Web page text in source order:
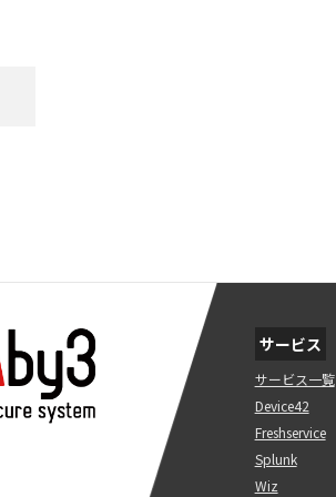
サービス
サービス一覧
Device42
Freshservice
Splunk
Wiz